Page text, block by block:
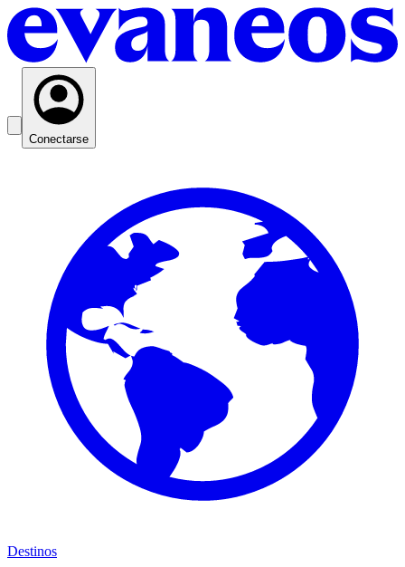
Conectarse
Destinos